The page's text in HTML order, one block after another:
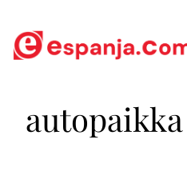
autopaikka